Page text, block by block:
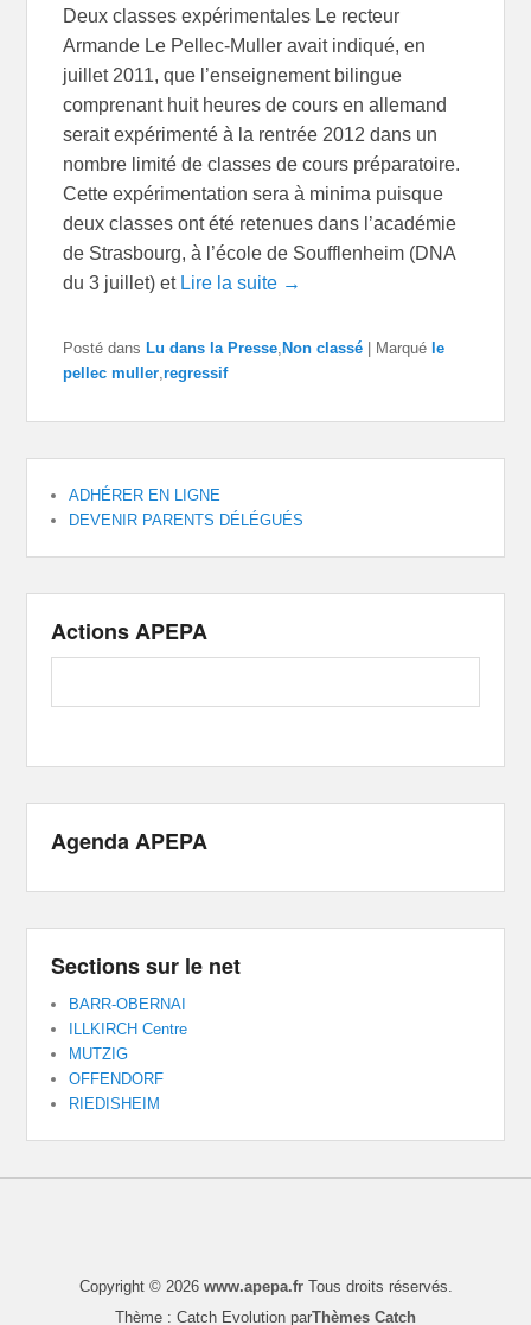
Deux classes expérimentales Le recteur
Armande Le Pellec-Muller avait indiqué, en
juillet 2011, que l’enseignement bilingue
comprenant huit heures de cours en allemand
serait expérimenté à la rentrée 2012 dans un
nombre limité de classes de cours préparatoire.
Cette expérimentation sera à minima puisque
deux classes ont été retenues dans l’académie
de Strasbourg, à l’école de Soufflenheim (DNA
du 3 juillet) et Lire la suite →
Posté dans Lu dans la Presse ,Non classé | Marqué le
pellec muller ,regressif
ADHÉRER EN LIGNE
DEVENIR PARENTS DÉLÉGUÉS
Actions APEPA
Agenda APEPA
Sections sur le net
BARR-OBERNAI
ILLKIRCH Centre
MUTZIG
OFFENDORF
RIEDISHEIM
Copyright © 2026 www.apepa.frTous droits réservés.
Thème : Catch Evolution parThèmes Catch